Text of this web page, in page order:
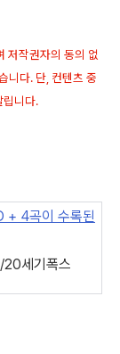
저작권자의 동의 없
니다. 단, 컨텐츠 중
립니다.
+ 4곡이 수록된
20세기폭스